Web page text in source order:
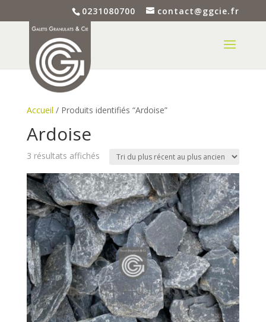
0231080700 contact@ggcie.fr
Accueil / Produits identifiés “Ardoise”
Ardoise
3 résultats affichésTrié
plus
récent
au
plus
ancien